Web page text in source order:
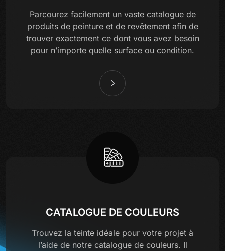
Parcourez facilement un vaste catalogue de
produits de peinture et de revêtement afin de
trouver exactement ce dont vous avez besoin
pour n’importe quelle surface ou condition.
CATALOGUE DE COULEURS
Trouvez la teinte idéale pour votre projet à
l’aide de notre catalogue de couleurs. Il